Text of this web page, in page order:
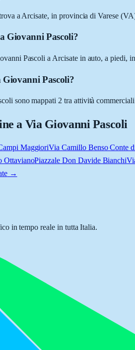
a Arcisate, in provincia di Varese
Giovanni Pascoli?
Pascoli a Arcisate in auto, a piedi,
Pascoli?
sono mappati 2 tra attività
a Via Giovanni Pascoli
MaggioriVia Camillo Benso Conte
OttavianoPiazzale Don Davide Bianchi
→
in tempo reale in tutta Italia.